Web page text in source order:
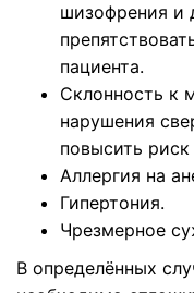
шизофрения и
пациента.
Склонность к
нарушения
повысить
Аллергия на
Гипертония.
Чрезмерное
В определённых